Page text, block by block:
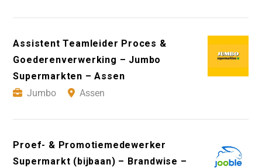
Assistent Teamleider Proces &
Goederenverwerking – Jumbo
Supermarkten – Assen
Jumbo
Assen
Proef- & Promotiemedewerker
Supermarkt (bijbaan) – Brandwise –